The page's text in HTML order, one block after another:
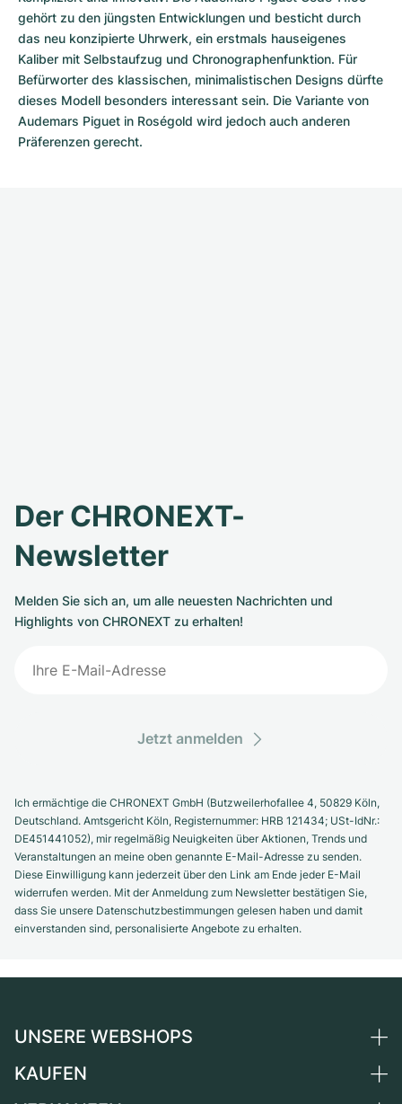
gehört zu den jüngsten Entwicklungen und besticht durch
das neu konzipierte Uhrwerk, ein erstmals hauseigenes
Kaliber mit Selbstaufzug und Chronographenfunktion. Für
Befürworter des klassischen, minimalistischen Designs dürfte
dieses Modell besonders interessant sein. Die Variante von
Audemars Piguet in Roségold wird jedoch auch anderen
Präferenzen gerecht.
Der CHRONEXT-
Newsletter
Melden Sie sich an, um alle neuesten Nachrichten und
Highlights von CHRONEXT zu erhalten!
Jetzt anmelden
Ich ermächtige die CHRONEXT GmbH (Butzweilerhofallee 4, 50829 Köln,
Deutschland. Amtsgericht Köln, Registernummer: HRB 121434; USt-IdNr.:
DE451441052), mir regelmäßig Neuigkeiten über Aktionen, Trends und
Veranstaltungen an meine oben genannte E-Mail-Adresse zu senden.
Diese Einwilligung kann jederzeit über den Link am Ende jeder E-Mail
widerrufen werden. Mit der Anmeldung zum Newsletter bestätigen Sie,
dass Sie unsere Datenschutzbestimmungen gelesen haben und damit
einverstanden sind, personalisierte Angebote zu erhalten.
UNSERE WEBSHOPS
Deutschland
KAUFEN